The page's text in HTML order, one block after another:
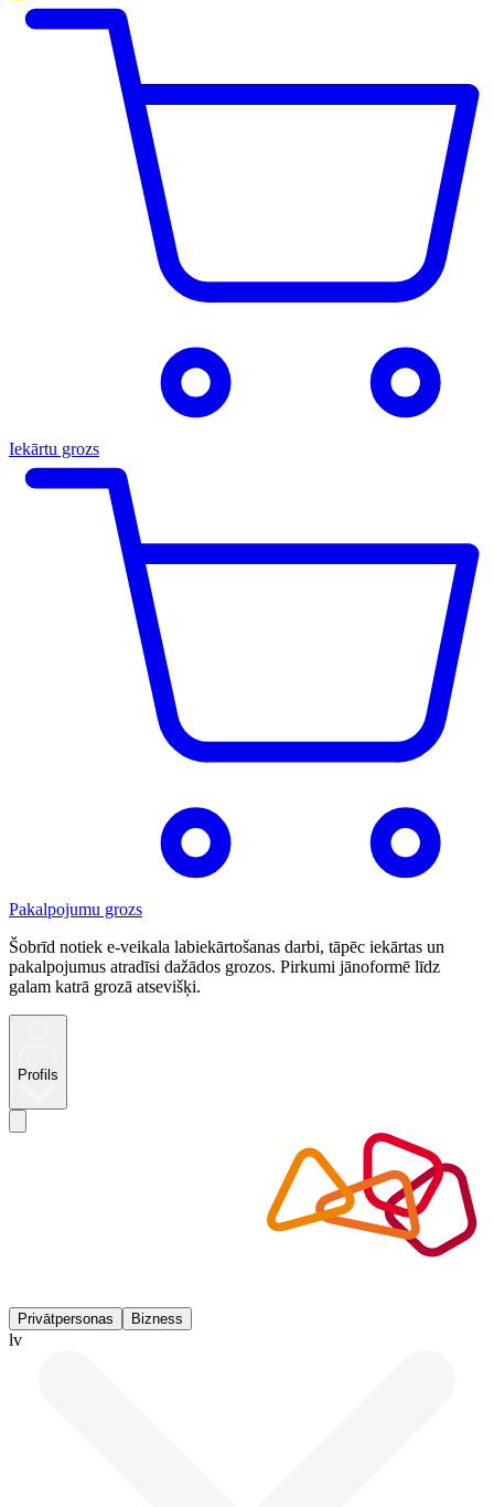
Iekārtu grozs
Pakalpojumu grozs
Šobrīd notiek e-veikala labiekārtošanas darbi, tāpēc iekārtas un
pakalpojumus atradīsi dažādos grozos. Pirkumi jānoformē līdz
galam katrā grozā atsevišķi.
Profils
Privātpersonas Bizness
lv